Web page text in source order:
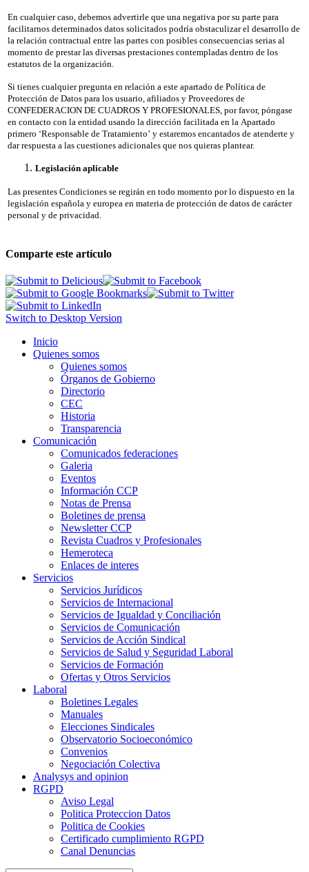
En cualquier caso, debemos advertirle que una negativa por su parte para
facilitarnos determinados datos solicitados podría obstaculizar el desarrollo de
la relación contractual entre las partes con posibles consecuencias serias al
momento de prestar las diversas prestaciones contempladas dentro de los
estatutos de la organización.
Si tienes cualquier pregunta en relación a este apartado de Política de
Protección de Datos para los usuario, afiliados y Proveedores de
CONFEDERACION DE CUADROS Y PROFESIONALES, por favor, póngase
en contacto con la entidad usando la dirección facilitada en la Apartado
primero ‘Responsable de Tratamiento’ y estaremos encantados de atenderte y
dar respuesta a las cuestiones adicionales que nos quieras plantear.
Legislación aplicable
Las presentes Condiciones se regirán en todo momento por lo dispuesto en la
legislación española y europea en materia de protección de datos de carácter
personal y de privacidad.
Comparte este artículo
Switch to Desktop Version
Inicio
Quienes somos
Quienes somos
Órganos de Gobierno
Directorio
CEC
Historia
Transparencia
Comunicación
Comunicados federaciones
Galeria
Eventos
Información CCP
Notas de Prensa
Boletines de prensa
Newsletter CCP
Revista Cuadros y Profesionales
Hemeroteca
Enlaces de interes
Servicios
Servicios Jurídicos
Servicios de Internacional
Servicios de Igualdad y Conciliación
Servicios de Comunicación
Servicios de Acción Sindical
Servicios de Salud y Seguridad Laboral
Servicios de Formación
Ofertas y Otros Servicios
Laboral
Boletines Legales
Manuales
Elecciones Sindicales
Observatorio Socioeconómico
Convenios
Negociación Colectiva
Analysys and opinion
RGPD
Aviso Legal
Politica Proteccion Datos
Politica de Cookies
Certificado cumplimiento RGPD
Canal Denuncias